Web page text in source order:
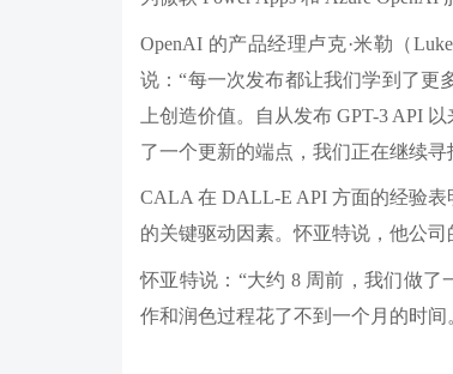
OpenAI 的产品经理卢克·米勒（
说：“每一次发布都让我们学到了更
上创造价值。自从发布 GPT-3 API
了一个更新的端点，我们正在继续
CALA 在 DALL-E API 方面的经验
的关键驱动因素。怀亚特说，他公
怀亚特说：“大约 8 周前，我们做了
作和润色过程花了不到一个月的时